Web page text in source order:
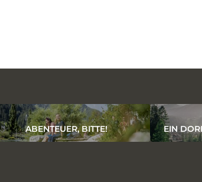
ABENTEUER, BITTE! EIN